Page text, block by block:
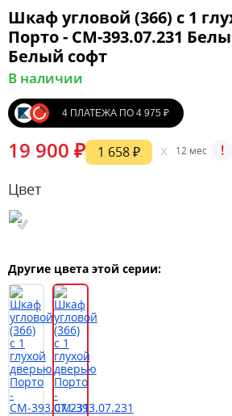
Шкаф угловой (366) с 1
Порто - СМ-393.07.231
Белый софт
В наличии
4 ПЛАТЕЖА ПО 4 975 ₽
19 900 ₽ 1 658 ₽ x 12 мес !
Цвет
Другие цвета этой серии: